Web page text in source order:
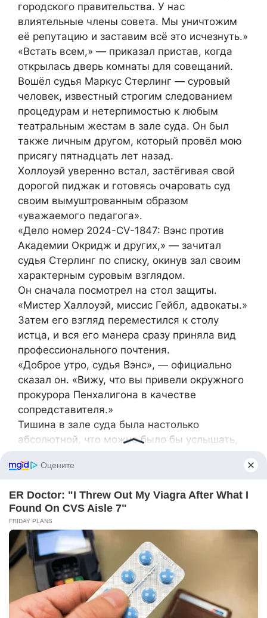
городского правительства. У нас
влиятельные члены совета. Мы уничтожим
её репутацию и заставим всё это исчезнуть.»
«Встать всем,» — приказал пристав, когда
открылась дверь комнаты для совещаний.
Вошёл судья Маркус Стерлинг — суровый
человек, известный строгим следованием
процедурам и нетерпимостью к любым
театральным жестам в зале суда. Он был
также личным другом, который провёл мою
присягу пятнадцать лет назад.
Холлоуэй уверенно встал, застёгивая свой
дорогой пиджак и готовясь очаровать суд
своим вымуштрованным образом
«уважаемого педагога».
«Дело номер 2024-CV-1847: Вэнс против
Академии Окридж и других,» — зачитал
судья Стерлинг по списку, окинув зал своим
характерным суровым взглядом.
Он сначала посмотрел на стол защиты.
«Мистер Халлоуэй, миссис Гейбл, адвокаты.»
Затем его взгляд переместился к столу
истца, и вся его манера сразу приняла вид
профессионального почтения.
«Доброе утро, судья Вэнс», — официально
сказал он. «Вижу, что вы привели окружного
прокурора Пенхалигона в качестве
сопредставителя.»
Тишина в зале суда была настолько
абсолютной, что можно было бы услышать,
Рука Халлоуэя застыла в воздухе, пока он
медленно обернулся к столу истца, где я
сидела в своем профессиональном обличии
— темно-синий костюм, жемчужное
ожерелье и волосы, собранные в строгий
пучок, который я носила для важных дел.
Рядом со мной сидел не какой-то
потрясённый адвокат родителя, а сам Артур
Пенхалигон, окружной прокурор — человек,